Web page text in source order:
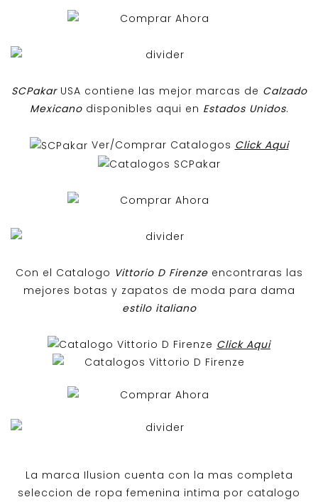
SCPakar USA contiene las mejor marcas de Calzado
Mexicanodisponibles aqui en Estados Unidos.
Ver/Comprar Catalogos Click Aqui
Con el Catalogo Vittorio D Firenzeencontraras las
mejores botas y zapatos de moda para dama
estilo italiano
Click Aqui
La marca Ilusion cuenta con la mas completa
seleccion de ropa femenina intima por catalogo